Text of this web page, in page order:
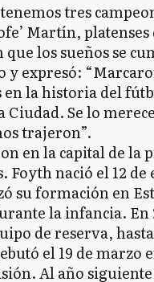
tres
Martín, platenses
los sueños se
y expresó:
en la historia del
Ciudad. Se lo
trajeron”.
en la capital de la
Foyth nació el 12 de
su formación en
la infancia. En
de reserva,
el 19 de marzo
Al año